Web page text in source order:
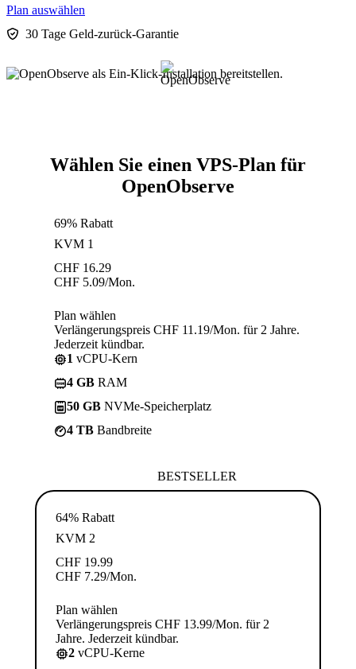
Plan auswählen
30 Tage Geld-zurück-Garantie
Wählen Sie einen VPS-Plan für
OpenObserve
69% Rabatt
KVM 1
CHF 16.29
CHF 5.09/Mon.
Plan wählen
Verlängerungspreis CHF 11.19/Mon. für 2 Jahre.
Jederzeit kündbar.
1 vCPU-Kern
4 GB RAM
50 GB NVMe-Speicherplatz
4 TB Bandbreite
BESTSELLER
64% Rabatt
KVM 2
CHF 19.99
CHF 7.29/Mon.
Plan wählen
Verlängerungspreis CHF 13.99/Mon. für 2
Jahre. Jederzeit kündbar.
2 vCPU-Kerne